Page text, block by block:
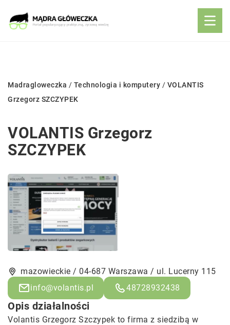
Madragloweczka / Technologia i komputery / VOLANTIS
Grzegorz SZCZYPEK
VOLANTIS Grzegorz
SZCZYPEK
mazowieckie / 04-687 Warszawa / ul. Lucerny 115
info@volantis.pl
48728932438
Opis działalności
Volantis Grzegorz Szczypek to firma z siedzibą w